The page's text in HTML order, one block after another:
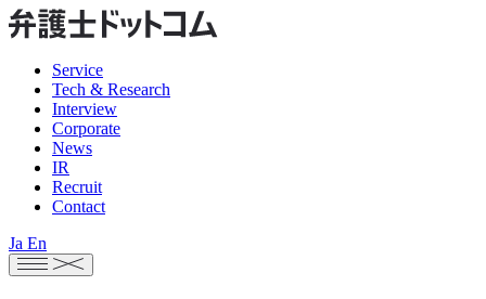
Service
Tech & Research
Interview
Corporate
News
IR
Recruit
Contact
Ja En